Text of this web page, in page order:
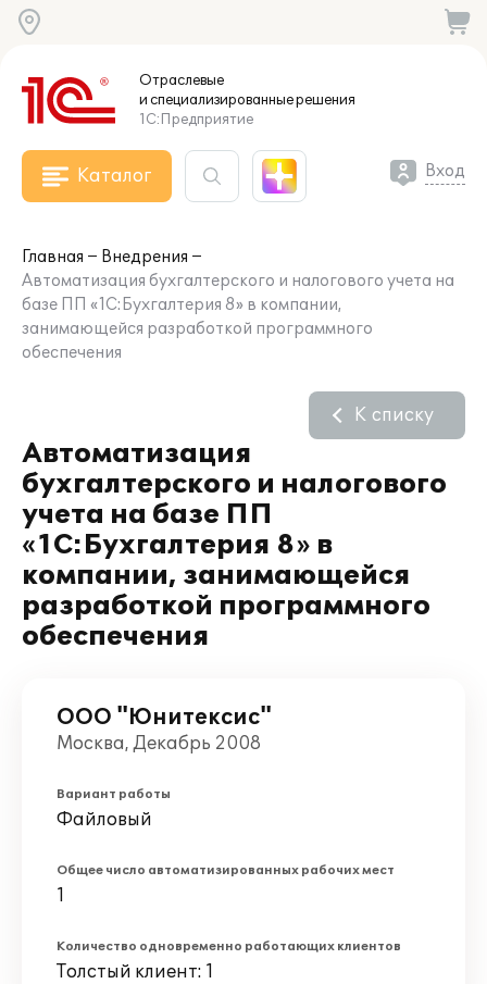
Отраслевые
и специализированныерешения
1С:Предприятие
Каталог Вход
Главная
Внедрения
Автоматизация бухгалтерского и налогового учета на
базе ПП «1С:Бухгалтерия 8» в компании,
занимающейся разработкой программного
обеспечения
Автоматизация
бухгалтерского и налогового
учета на базе ПП
«1С:Бухгалтерия 8» в
компании, занимающейся
разработкой программного
обеспечения
К списку
ООО "Юнитексис"
Москва, Декабрь 2008
Вариант работы
Файловый
Общее число автоматизированных рабочих мест
1
Количество одновременно работающих клиентов
Толстый клиент: 1